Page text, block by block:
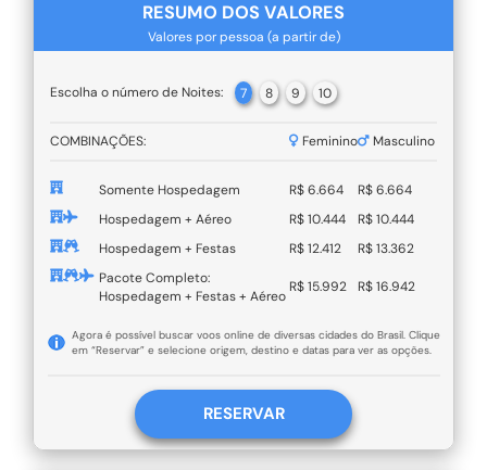
RESUMO DOS VALORES
Valores por pessoa (a partir de)
Escolha o número de Noites: 7 8 9 10
COMBINAÇÕES: Feminino Masculino
Somente Hospedagem R$ 6.664
R$ 6.664
Hospedagem + Aéreo
R$ 10.444
R$ 10.444
Hospedagem + Festas
R$ 12.412
R$ 13.362
Pacote Completo:
Hospedagem + Festas + Aéreo
R$ 15.992 R$ 16.942
Agora é possível buscar voos online de diversas cidades do Brasil. Clique
em “Reservar” e selecione origem, destino e datas para ver as opções.
RESERVAR